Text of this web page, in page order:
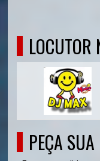
LOCUTOR
PEÇA